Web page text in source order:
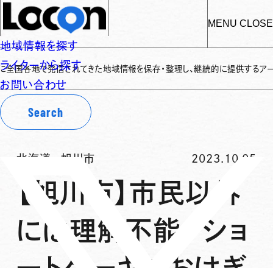
MENU CLOSE
地域情報を探す
ライターから探す
お問い合わせ
Search
で発信されてきた地域情報を保存・整理し、継続的に提供するアーカイブサ
北海道 -旭川市 2023.10.05
【旭川市】市民以外
には理解不能。ショ